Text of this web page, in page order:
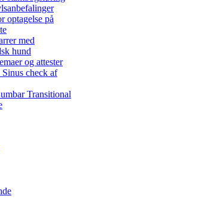
optagelse på
med
hund
og attester
check af
Transitional